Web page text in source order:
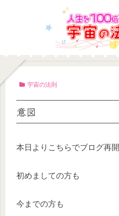
宇宙の法則
意図
本日よりこちらでブログ再開
初めましての方も
今までの方も